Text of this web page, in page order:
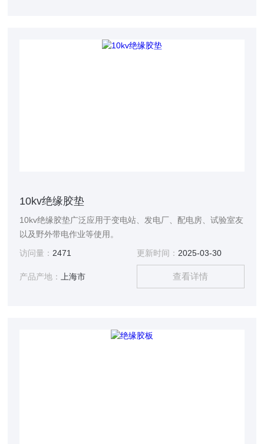
10kv绝缘胶垫
10kv绝缘胶垫广泛应用于变电站、发电厂、配电房、试验室友
以及野外带电作业等使用。
访问量： 2471 更新时间： 2025-03-30
产品产地： 上海市 查看详情